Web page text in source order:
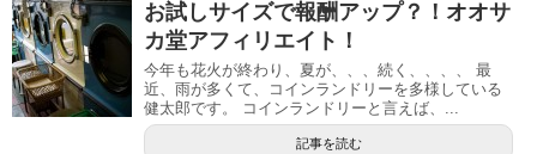
お試しサイズで報酬アップ？！オオサ
カ堂アフィリエイト！
今年も花火が終わり、夏が、、、続く、、、、 最
近、雨が多くて、コインランドリーを多様している
健太郎です。 コインランドリーと言えば、...
記事を読む